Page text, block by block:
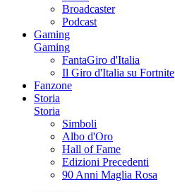
Broadcaster
Podcast
Gaming
Gaming
FantaGiro d'Italia
Il Giro d'Italia su Fortnite
Fanzone
Storia
Storia
Simboli
Albo d'Oro
Hall of Fame
Edizioni Precedenti
90 Anni Maglia Rosa